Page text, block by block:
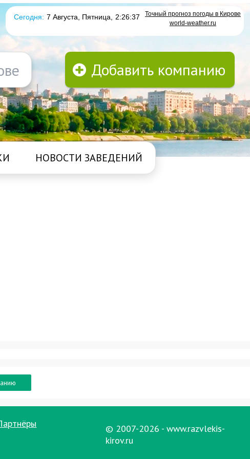
Сегодня: 7 Августа, Пятница 2:26:37
Точный прогноз погоды в Кирове
world-weather.ru
Добавить компанию
НОВОСТИ ЗАВЕДЕНИЙ
© 2007-2026 - www.razvlekis-
kirov.ru